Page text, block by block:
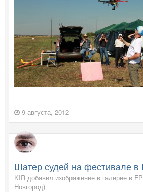
9 августа, 2012
Шатер судей на фестивале
KIR добавил изображение в галерее в
Новгород)